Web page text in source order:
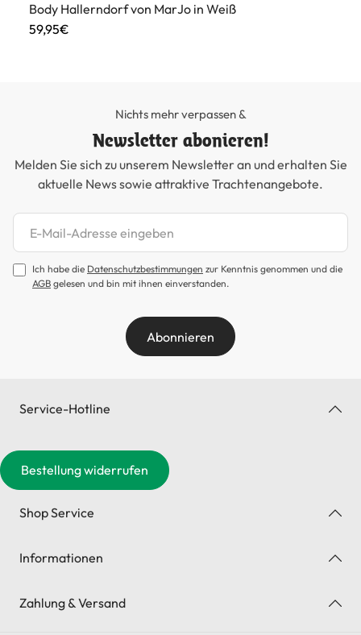
Body Hallerndorf von MarJo in Weiß
59,95€
Nichts mehr verpassen &
Newsletter abonieren!
Melden Sie sich zu unserem Newsletter an und erhalten Sie
aktuelle News sowie attraktive Trachtenangebote.
Newsletter abonnieren
Ich habe die Datenschutzbestimmungen zur Kenntnis genommen und die
AGB gelesen und bin mit ihnen einverstanden.
Abonnieren
Service-Hotline
Bestellung widerrufen
Shop Service
Informationen
Zahlung & Versand